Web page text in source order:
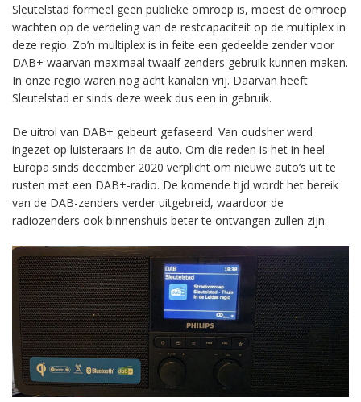
Sleutelstad formeel geen publieke omroep is, moest de omroep
wachten op de verdeling van de restcapaciteit op de multiplex in
deze regio. Zo’n multiplex is in feite een gedeelde zender voor
DAB+ waarvan maximaal twaalf zenders gebruik kunnen maken.
In onze regio waren nog acht kanalen vrij. Daarvan heeft
Sleutelstad er sinds deze week dus een in gebruik.
De uitrol van DAB+ gebeurt gefaseerd. Van oudsher werd
ingezet op luisteraars in de auto. Om die reden is het in heel
Europa sinds december 2020 verplicht om nieuwe auto’s uit te
rusten met een DAB+-radio. De komende tijd wordt het bereik
van de DAB-zenders verder uitgebreid, waardoor de
radiozenders ook binnenshuis beter te ontvangen zullen zijn.